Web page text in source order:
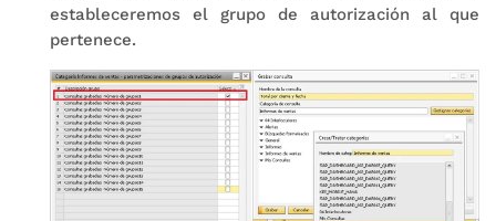
estableceremos el grupo de autorización al que
pertenece.